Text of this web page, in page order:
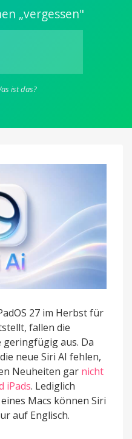
„vergessen"
ist das?
27 im Herbst für
fallen die
aus. Da
neue Siri AI fehlen,
Neuheiten gar nicht
iPads. Lediglich
Macs können Siri
auf Englisch.